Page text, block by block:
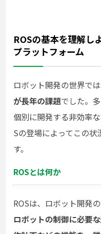
ROSの基本を理解し
プラットフォーム
ロボット開発の世界では
が長年の課題でした。
個別に開発する非効率
Sの登場によってこの
す。
ROSとは何か
ROSは、ロボット開発
ロボットの制御に必要